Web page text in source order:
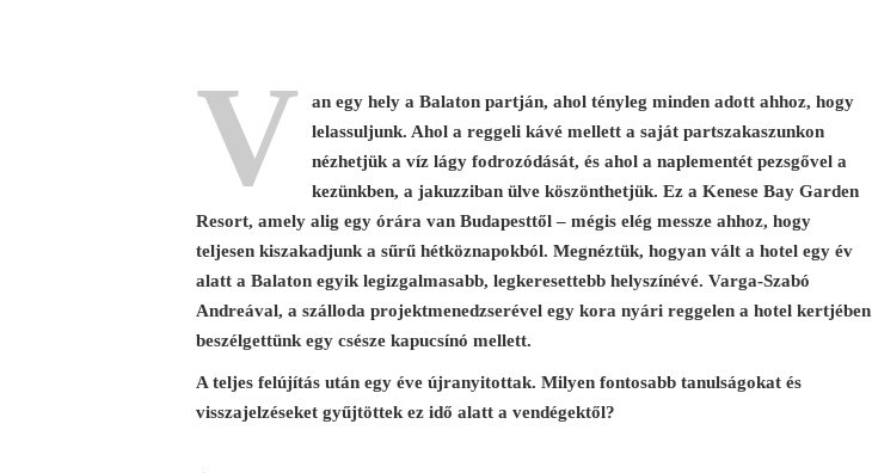
V
an egy hely a Balaton partján, ahol tényleg minden adott ahhoz, hogy
lelassuljunk. Ahol a reggeli kávé mellett a saját partszakaszunkon
nézhetjük a víz lágy fodrozódását, és ahol a naplementét pezsgővel a
kezünkben, a jakuzziban ülve köszönthetjük. Ez a Kenese Bay Garden
Resort, amely alig egy órára van Budapesttől – mégis elég messze ahhoz, hogy
teljesen kiszakadjunk a sűrű hétköznapokból. Megnéztük, hogyan vált a hotel egy év
alatt a Balaton egyik legizgalmasabb, legkeresettebb helyszínévé. Varga-Szabó
Andreával, a szálloda projektmenedzserével egy kora nyári reggelen a hotel kertjében
beszélgettünk egy csésze kapucsínó mellett.
A teljes felújítás után egy éve újranyitottak. Milyen fontosabb tanulságokat és
visszajelzéseket gyűjtöttek ez idő alatt a vendégektől?